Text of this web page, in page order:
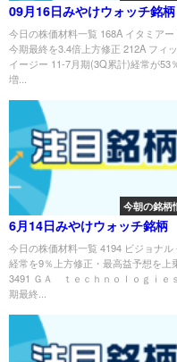
09月16日みやけウォッチ銘柄
今日の株価材料一覧 168A イタミアー
今期最終を3.4倍上方修正 212A フィ
イージー 11-7月期(3Q累計)経常が53
増...
今朝の銘柄
6月14日みやけウォッチ銘柄
今日の株価材料一覧 4194 ビジョナル
経常を9％上方修正・最高益予想を上
3491 ＧＡ ｔｅｃｈｎｏｌｏｇｉｅ
期最終...